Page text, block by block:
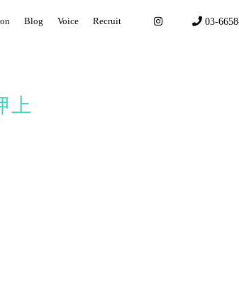
Blog Voice Recruit 03-
上